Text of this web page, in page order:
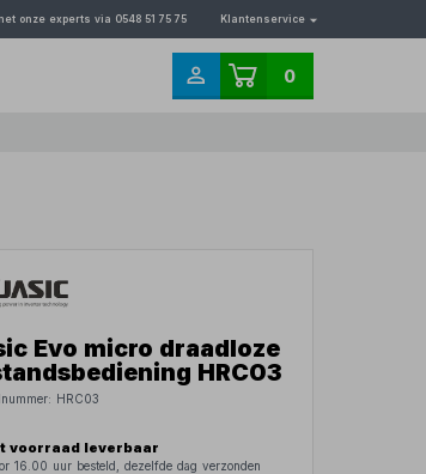
onze experts via 0548 51 75 75 Klantenservice
0
Evo micro draadloze
HRC03
HRC03
voorraad leverbaar
16.00 uur besteld, dezelfde dag verzonden